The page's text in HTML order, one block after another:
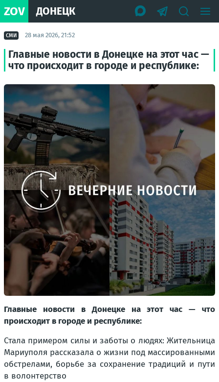
ZOV ДОНЕЦК
СМИ 28 мая 2026, 21:52
Главные новости в Донецке на этот час —
что происходит в городе и республике:
Главные новости в Донецке на этот час — что
происходит в городе и республике:
Стала примером силы и заботы о людях: Жительница
Мариуполя рассказала о жизни под массированными
обстрелами, борьбе за сохранение традиций и пути
в волонтерство